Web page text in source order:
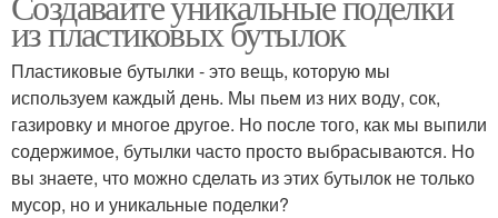
из пластиковых бутылок
Пластиковые бутылки - это вещь, которую мы
используем каждый день. Мы пьем из них воду, сок,
газировку и многое другое. Но после того, как мы выпили
содержимое, бутылки часто просто выбрасываются. Но
вы знаете, что можно сделать из этих бутылок не только
мусор, но и уникальные поделки?